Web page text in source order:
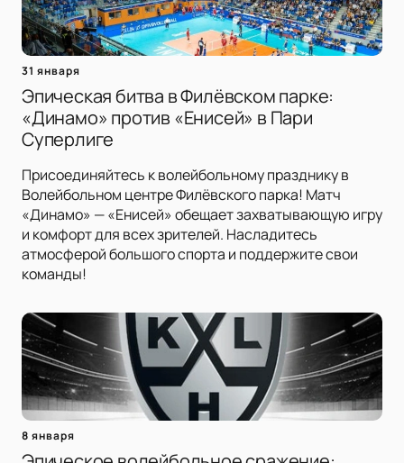
31 января
Эпическая битва в Филёвском парке:
«Динамо» против «Енисей» в Пари
Суперлиге
Присоединяйтесь к волейбольному празднику в
Волейбольном центре Филёвского парка! Матч
«Динамо» — «Енисей» обещает захватывающую игру
и комфорт для всех зрителей. Насладитесь
атмосферой большого спорта и поддержите свои
команды!
8 января